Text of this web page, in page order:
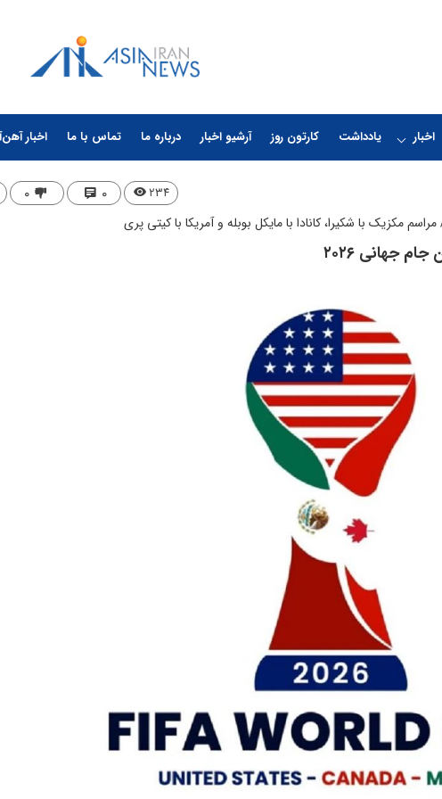
اخبار یادداشت کارتون روز آرشیو اخبار درباره ما تماس با ما اخبار
۲۳۴ ۰ ۰
مکزیک با شکیرا، کانادا با مایکل بوبله و آمریکا با کیتی پری
جهانی ۲۰۲۶